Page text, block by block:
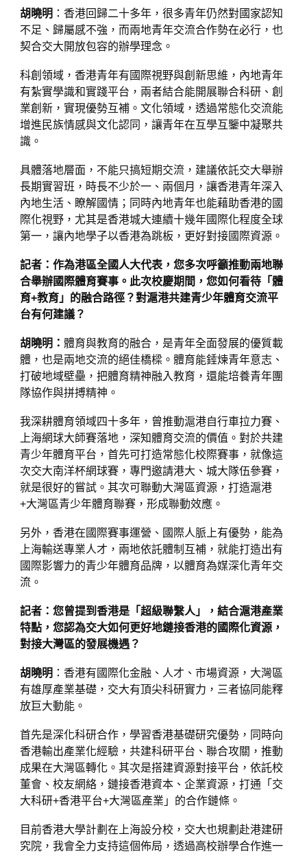
胡曉明 ：香港回歸二十多年，很多青年仍然對國家認知
不足、歸屬感不強，而兩地青年交流合作勢在必行，也
契合交大開放包容的辦學理念。
科創領域，香港青年有國際視野與創新思維，內地青年
有紮實學識和實踐平台，兩者結合能開展聯合科研、創
業創新，實現優勢互補。文化領域，透過常態化交流能
增進民族情感與文化認同，讓青年在互學互鑒中凝聚共
識。
具體落地層面，不能只搞短期交流，建議依託交大舉辦
長期實習班，時長不少於一、兩個月，讓香港青年深入
內地生活、瞭解國情；同時內地青年也能藉助香港的國
際化視野，尤其是香港城大連續十幾年國際化程度全球
第一，讓內地學子以香港為跳板，更好對接國際資源。
記者：作為港區全國人大代表，您多次呼籲推動兩地聯
合舉辦國際體育賽事。此次校慶期間，您如何看待「體
育+教育」的融合路徑？對滬港共建青少年體育交流平
台有何建議？
胡曉明：體育與教育的融合，是青年全面發展的優質載
體，也是兩地交流的絕佳橋樑。體育能錘煉青年意志、
打破地域壁壘，把體育精神融入教育，還能培養青年團
隊協作與拼搏精神。
我深耕體育領域四十多年，曾推動滬港自行車拉力賽、
上海網球大師賽落地，深知體育交流的價值。對於共建
青少年體育平台，首先可打造常態化校際賽事，就像這
次交大南洋杯網球賽，專門邀請港大、城大隊伍參賽，
就是很好的嘗試。其次可聯動大灣區資源，打造滬港
+大灣區青少年體育聯賽，形成聯動效應。
另外，香港在國際賽事運營、國際人脈上有優勢，能為
上海輸送專業人才，兩地依託體制互補，就能打造出有
國際影響力的青少年體育品牌，以體育為媒深化青年交
流。
記者：您曾提到香港是「超級聯繫人」，結合滬港產業
特點，您認為交大如何更好地鏈接香港的國際化資源，
對接大灣區的發展機遇？
胡曉明 ：香港有國際化金融、人才、市場資源，大灣區
有雄厚產業基礎，交大有頂尖科研實力，三者協同能釋
放巨大動能。
首先是深化科研合作，學習香港基礎研究優勢，同時向
香港輸出產業化經驗，共建科研平台、聯合攻關，推動
成果在大灣區轉化。其次是搭建資源對接平台，依託校
董會、校友網絡，鏈接香港資本、企業資源，打通「交
大科研+香港平台+大灣區產業」的合作鏈條。
目前香港大學計劃在上海設分校，交大也規劃赴港建研
究院，我會全力支持這個佈局，透過高校辦學合作進一